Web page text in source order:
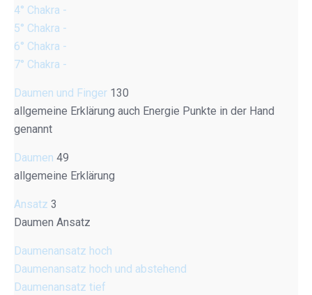
4° Chakra -
5° Chakra -
6° Chakra -
7° Chakra -
Daumen und Finger 130
allgemeine Erklärung auch Energie Punkte in der Hand
genannt
Daumen 49
allgemeine Erklärung
Ansatz 3
Daumen Ansatz
Daumenansatz hoch
Daumenansatz hoch und abstehend
Daumenansatz tief